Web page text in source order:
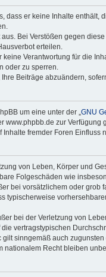
dass er keine Inhalte
Bei Verstößen gegen
erteilen.
Verantwortung für die
oder zu sperren.
Beiträge abzuändern,
um eine unter der „ GNU
www.phpbb.de zur
fremder Foren Einfluss
von Leben, Körper und
Folgeschäden wie
bei vorsätzlichem oder
typischerweise
bei der Verletzung von
vertragstypischen
sinngemäß auch
nationalem Recht bleiben